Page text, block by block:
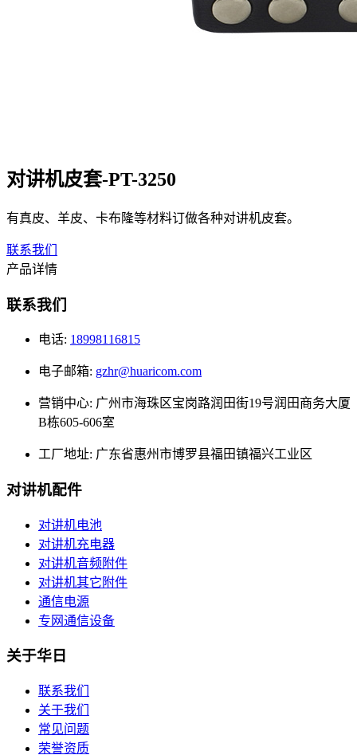
对讲机皮套-PT-3250
有真皮、羊皮、卡布隆等材料订做各种对讲机皮套。
联系我们
产品详情
联系我们
电话: 18998116815
电子邮箱: gzhr@huaricom.com
营销中心: 广州市海珠区宝岗路润田街19号润田商务大厦
B栋605-606室
工厂地址: 广东省惠州市博罗县福田镇福兴工业区
对讲机配件
对讲机电池
对讲机充电器
对讲机音频附件
对讲机其它附件
通信电源
专网通信设备
关于华日
联系我们
关于我们
常见问题
荣誉资质